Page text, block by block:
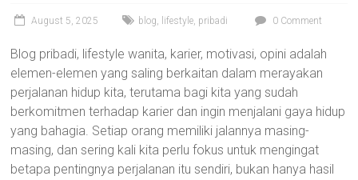
August 5, 2025 blog, lifestyle, pribadi 0 Comment
Blog pribadi, lifestyle wanita, karier, motivasi, opini adalah
elemen-elemen yang saling berkaitan dalam merayakan
perjalanan hidup kita, terutama bagi kita yang sudah
berkomitmen terhadap karier dan ingin menjalani gaya hidup
yang bahagia. Setiap orang memiliki jalannya masing-
masing, dan sering kali kita perlu fokus untuk mengingat
betapa pentingnya perjalanan itu sendiri, bukan hanya hasil